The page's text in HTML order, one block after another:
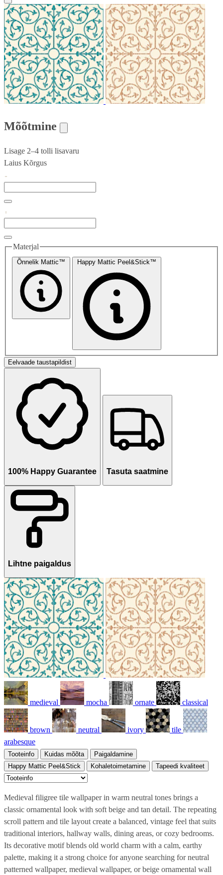
Mõõtmine
Lisage 2–4 tolli lisavaru
Laius Kõrgus
Materjal
Õnnelik Mattic™ Happy Mattic Peel&Stick™
Eelvaade taustapildist
100% Happy Guarantee Tasuta saatmine
Lihtne paigaldus
medieval mocha ornate classical
brown neutral ivory
tile
arabesque
Tooteinfo Kuidas mõõta
Paigaldamine
Happy Mattic Peel&Stick
Kohaletoimetamine Tapeedi kvaliteet
Medieval filigree tile wallpaper in warm neutral tones brings a
classic ornamental look with soft beige and tan detail. The repeating
scroll pattern and tile layout create a balanced, vintage feel that suits
traditional interiors, hallway walls, dining areas, or cozy bedrooms.
Its decorative motif blends old world charm with a calm, earthy
palette, making it a strong choice for anyone searching for neutral
patterned wallpaper, medieval wallpaper, or beige ornamental wall